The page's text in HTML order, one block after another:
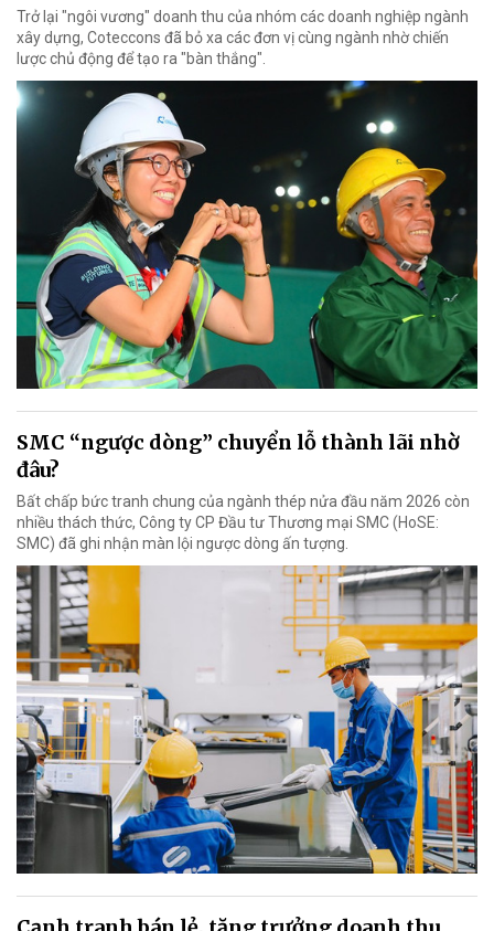
Trở lại "ngôi vương" doanh thu của nhóm các doanh nghiệp ngành
xây dựng, Coteccons đã bỏ xa các đơn vị cùng ngành nhờ chiến
lược chủ động để tạo ra "bàn thắng".
SMC “ngược dòng” chuyển lỗ thành lãi nhờ
đâu?
Bất chấp bức tranh chung của ngành thép nửa đầu năm 2026 còn
nhiều thách thức, Công ty CP Đầu tư Thương mại SMC (HoSE:
SMC) đã ghi nhận màn lội ngược dòng ấn tượng.